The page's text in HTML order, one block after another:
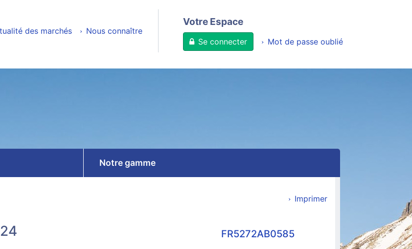
des marchés Nous connaître
Votre Espace
Se connecter Mot de passe oublié
Notre gamme
Imprimer
FR5272AB0585